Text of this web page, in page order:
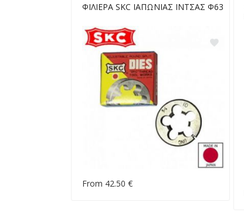
ΦΙΛΙΕΡΑ SKC ΙΑΠΩΝΙΑΣ ΙΝΤΣΑΣ Φ63
From 42.50 €